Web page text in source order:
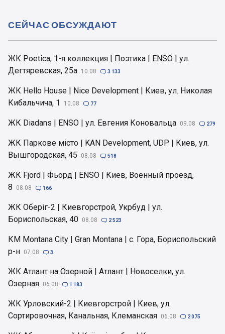
ЖК Poetica, 1-я коллекция | Поэтика | ENSO | ул.
Дегтяревская, 25а 10.08  3 133
ЖК Hello House | Nice Development | Киев, ул. Николая
Кибальчича, 1
10.08  77
ЖК Diadans | ENSO | ул. Евгения Коновальца 09.08  279
ЖК Паркове місто | KAN Development, UDP | Киев, ул.
Вышгородская, 45
08.08  518
ЖК Fjord | Фьорд | ENSO | Киев, Военный проезд,
8
08.08  166
ЖК Оберіг-2 | Киевгорстрой, Укрбуд | ул.
Бориспольская, 40 08.08  2 523
КМ Montana City | Gran Montana | с. Гора, Бориспольский
р-н 07.08  3
ЖК Атлант на Озерной | Атлант | Новоселки, ул.
Озерная 06.08  1 183
ЖК Урловский-2 | Киевгорстрой | Киев, ул.
Сортировочная, Канальная, Клеманская 06.08  2 075
СЕЙЧАС ОБСУЖДАЮТ